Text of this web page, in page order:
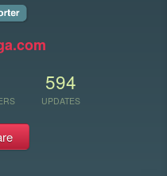
594
UPDATES